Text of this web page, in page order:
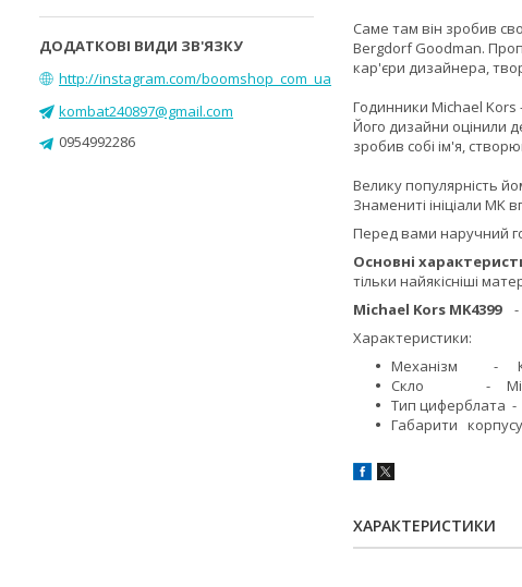
Саме там він зробив
Bergdorf Goodman.
кар'єри дизайнера,
Годинники Michael Kors
Його дизайни оцінили
зробив собі ім'я,
Велику популярність
Знамениті ініціали MK
Перед вами наручний
Основні
тільки найякісніші
Michael Kors MK4399
Характеристики:
Механізм -
Скло -
Тип циферблата -
Габарити
ХАРАКТЕРИСТИКИ
http://instagram.com/boomshop_com_ua
kombat240897@gmail.com
0954992286